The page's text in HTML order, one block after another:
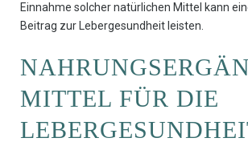
Einnahme solcher natürlichen Mittel kann
Beitrag zur Lebergesundheit leisten.
MITTEL FÜR DIE